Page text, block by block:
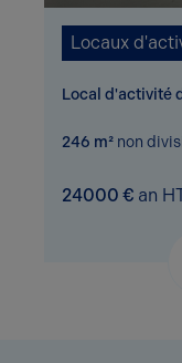
Locaux
Local d'activité
246 m² non
24000 € an